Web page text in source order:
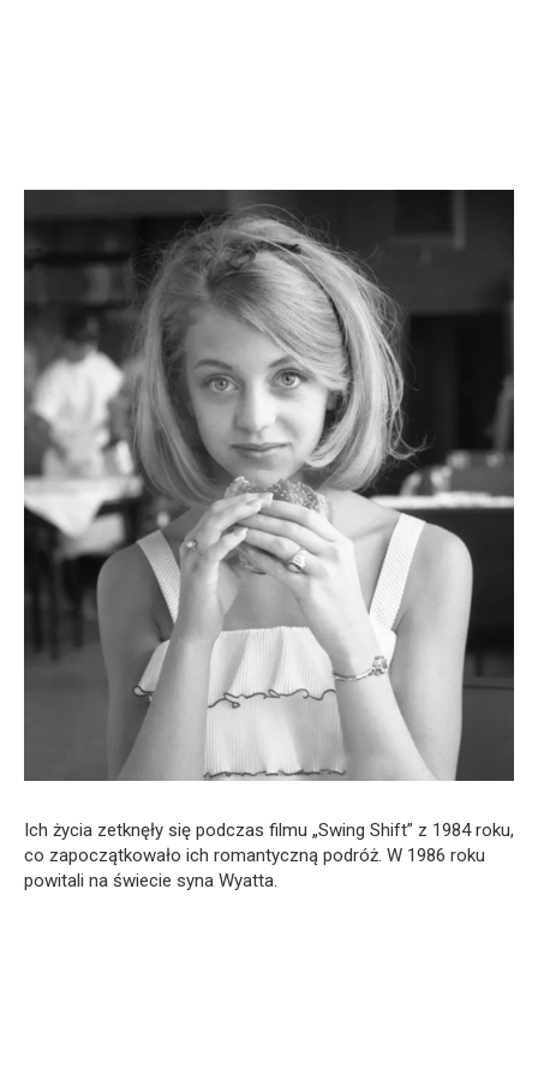
Ich życia zetknęły się podczas filmu „Swing Shift” z 1984 roku,
co zapoczątkowało ich romantyczną podróż. W 1986 roku
powitali na świecie syna Wyatta.